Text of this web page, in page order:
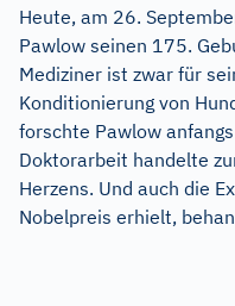
Heute, am 26.
Pawlow seinen 175.
Mediziner ist zwar für
Konditionierung von
forschte Pawlow
Doktorarbeit handelte
Herzens. Und auch die
Nobelpreis erhielt,